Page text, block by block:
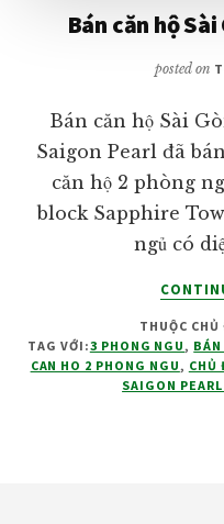
Bán căn hộ
posted on
Bán căn hộ Sài
Saigon Pearl đã
căn hộ 2 phòng
block Sapphire
ngủ có
THUỘC CHỦ
TAG VỚI:3 PHONG NGU ,
CAN HO 2 PHONG NGU , CHỦ
SAIGON